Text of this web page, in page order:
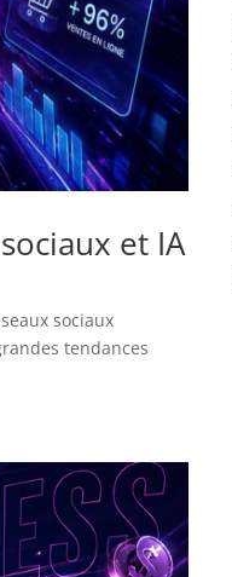
et IA
sociaux
tendances